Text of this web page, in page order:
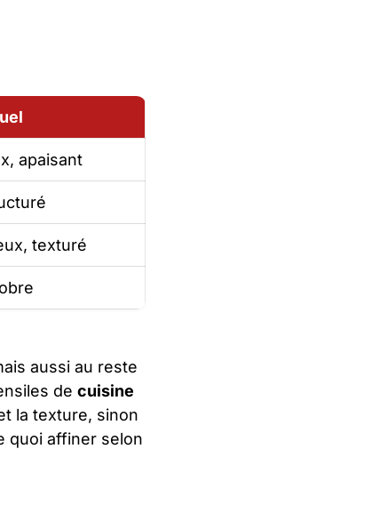
apaisant
texturé
aussi au reste
de cuisine
la texture, sinon
quoi affiner selon